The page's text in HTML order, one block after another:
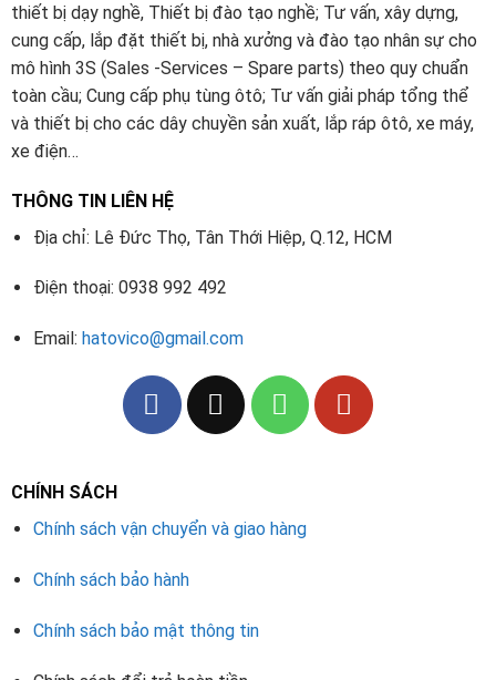
thiết bị dạy nghề, Thiết bị đào tạo nghề; Tư vấn, xây dựng,
cung cấp, lắp đặt thiết bị, nhà xưởng và đào tạo nhân sự cho
mô hình 3S (Sales -Services – Spare parts) theo quy chuẩn
toàn cầu; Cung cấp phụ tùng ôtô; Tư vấn giải pháp tổng thể
và thiết bị cho các dây chuyền sản xuất, lắp ráp ôtô, xe máy,
xe điện…
THÔNG TIN LIÊN HỆ
Địa chỉ: Lê Đức Thọ, Tân Thới Hiệp, Q.12, HCM
Điện thoại: 0938 992 492
Email:hatovico@gmail.com
CHÍNH SÁCH
Chính sách vận chuyển và giao hàng
Chính sách bảo hành
Chính sách bảo mật thông tin